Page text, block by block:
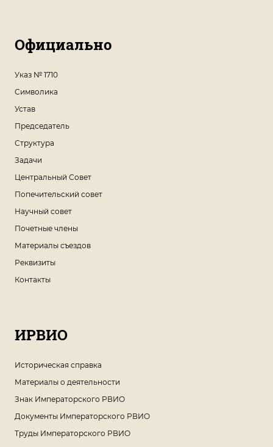
Официально
Указ № 1710
Символика
Устав
Председатель
Структура
Задачи
Центральный Совет
Попечительский совет
Научный совет
Почетные члены
Материалы съездов
Реквизиты
Контакты
ИРВИО
Историческая справка
Материалы о деятельности
Знак Императорского РВИО
Документы Императорского РВИО
Труды Императорского РВИО